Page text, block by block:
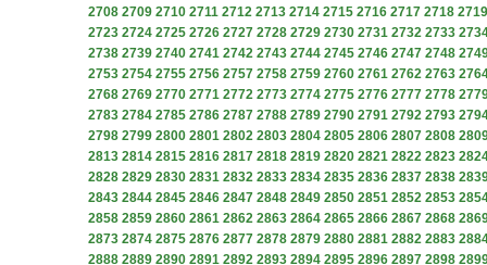
2708 2709 2710 2711 2712 2713 2714 2715 2716 2717 2718 2719
2723 2724 2725 2726 2727 2728 2729 2730 2731 2732 2733
2738 2739 2740 2741 2742 2743 2744 2745 2746 2747 2748
2753 2754 2755 2756 2757 2758 2759 2760 2761 2762 2763
2768 2769 2770 2771 2772 2773 2774 2775 2776 2777 2778
2783 2784 2785 2786 2787 2788 2789 2790 2791 2792 2793
2798 2799 2800 2801 2802 2803 2804 2805 2806 2807 2808
2813 2814 2815 2816 2817 2818 2819 2820 2821 2822 2823
2828 2829 2830 2831 2832 2833 2834 2835 2836 2837 2838
2843 2844 2845 2846 2847 2848 2849 2850 2851 2852 2853
2858 2859 2860 2861 2862 2863 2864 2865 2866 2867 2868
2873 2874 2875 2876 2877 2878 2879 2880 2881 2882 2883
2888 2889 2890 2891 2892 2893 2894 2895 2896 2897 2898